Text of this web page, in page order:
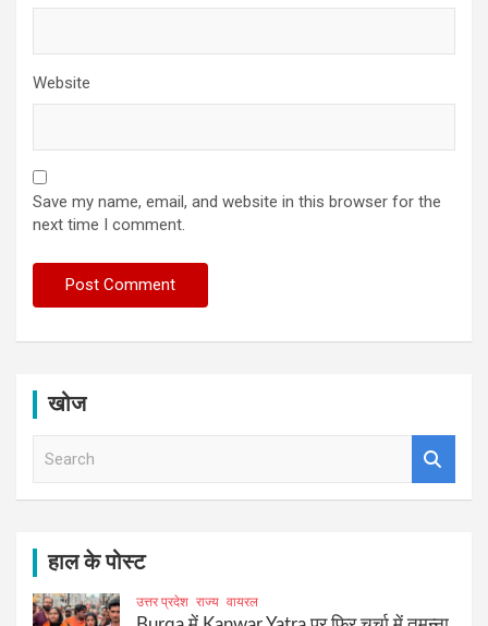
Website
Save my name, email, and website in this browser for the
next time I comment.
खोज
हाल के पोस्ट
उत्तर प्रदेश राज्य वायरल